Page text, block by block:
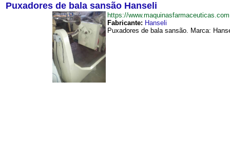
Puxadores de bala sansão Hanseli
https://
Fabricante: Hanseli
Puxadores de bala sansão. Marca: